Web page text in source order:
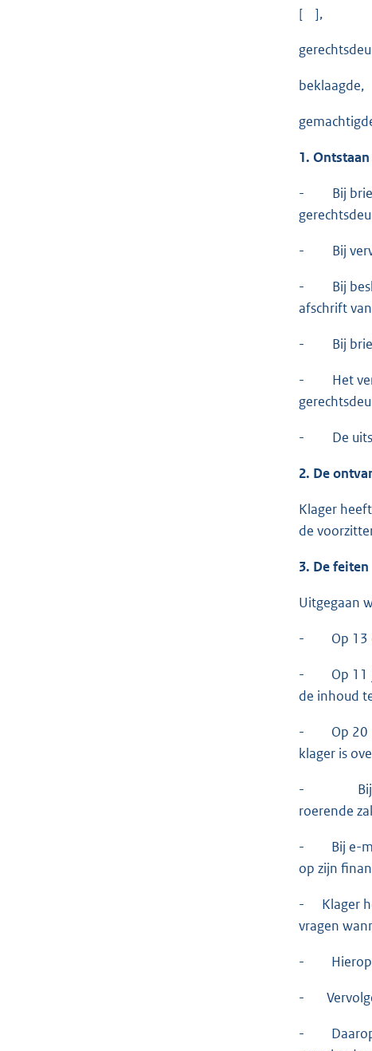
[ ],
beklaagde,
1.
- Bij brief
- Bij
- Bij
afschrift
- Bij brief,
- Het
- De
2. De
Klager
de
3. De feiten
Uitgegaan
- Op 13
- Op 11
de inhoud
- Op 20
klager is
- Bij brief
roerende
- Bij e-mail
op zijn
- Klager
vragen
- Hierop
-
- Daarop